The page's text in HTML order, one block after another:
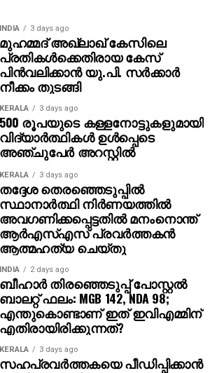
ഇപ്പോള്‍ മഹേഷ് ബാബു
സുകുമാരന്‍ വില്ലനായും
ഒരുക്കങ്ങളിലാണ്.
ഒന്നും രണ്ടും ഭാഗങ്ങളും
തിയറ്ററുകളില്‍ ആവേശം
INDIA 3 days ago
മുഹമ്മദ് അഖ്‌ലാഖ് കേസിലെ
പ്രതികള്‍ക്കെതിരായ കേസ്
പിന്‍വലിക്കാന്‍ യു.പി. സര്‍ക്കാര്‍
നീക്കം തുടങ്ങി
KERALA 3 days ago
500 രൂപയുടെ കള്ളനോട്ടുകളുമായി
വിദ്യാര്‍ത്ഥികള്‍ ഉള്‍പ്പെടെ
അഞ്ചുപേര്‍ അറസ്റ്റില്‍
KERALA 3 days ago
തദ്ദേശ തെരഞ്ഞെടുപ്പില്‍
സ്ഥാനാര്‍ത്ഥി നിര്‍ണയത്തില്‍
അവഗണിക്കപ്പെട്ടതില്‍ മനംനൊന്ത്
ആര്‍എസ്എസ് പ്രവര്‍ത്തകന്‍
ആത്മഹത്യ ചെയ്തു
INDIA 2 days ago
ബീഹാർ തിരഞ്ഞെടുപ്പ് പോസ്റ്റൽ
ബാലറ്റ് ഫലം: MGB 142, NDA 98;
എന്തുകൊണ്ടാണ് ഇത് ഇവിഎമ്മിന്
എതിരായിരിക്കുന്നത്?
KERALA 3 days ago
സഹപ്രവര്‍ത്തകയെ പീഡിപ്പിക്കാന്‍